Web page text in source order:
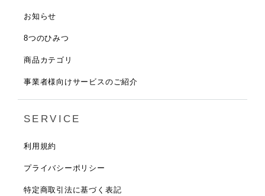
お知らせ
8つのひみつ
商品カテゴリ
事業者様向けサービスのご紹介
SERVICE
利用規約
プライバシーポリシー
特定商取引法に基づく表記